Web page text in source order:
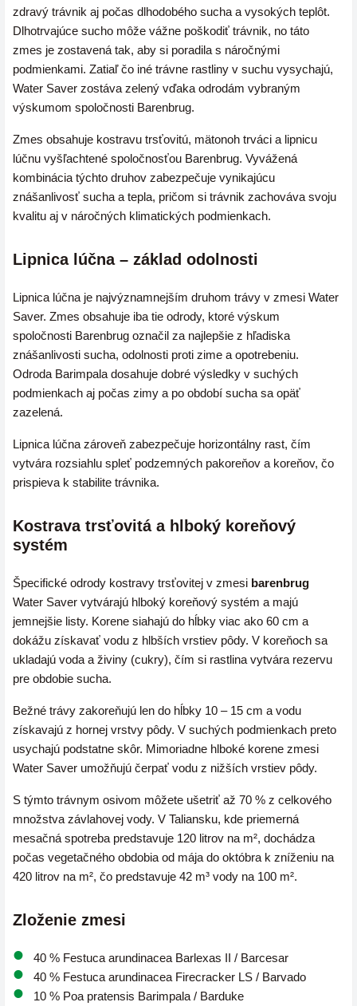
zdravý trávnik aj počas dlhodobého sucha a vysokých teplôt.
Dlhotrvajúce sucho môže vážne poškodiť trávnik, no táto
zmes je zostavená tak, aby si poradila s náročnými
podmienkami. Zatiaľ čo iné trávne rastliny v suchu vysychajú,
Water Saver zostáva zelený vďaka odrodám vybraným
výskumom spoločnosti Barenbrug.
Zmes obsahuje kostravu trsťovitú, mätonoh trváci a lipnicu
lúčnu vyšľachtené spoločnosťou Barenbrug. Vyvážená
kombinácia týchto druhov zabezpečuje vynikajúcu
znášanlivosť sucha a tepla, pričom si trávnik zachováva svoju
kvalitu aj v náročných klimatických podmienkach.
Lipnica lúčna – základ odolnosti
Lipnica lúčna je najvýznamnejším druhom trávy v zmesi Water
Saver. Zmes obsahuje iba tie odrody, ktoré výskum
spoločnosti Barenbrug označil za najlepšie z hľadiska
znášanlivosti sucha, odolnosti proti zime a opotrebeniu.
Odroda Barimpala dosahuje dobré výsledky v suchých
podmienkach aj počas zimy a po období sucha sa opäť
zazelená.
Lipnica lúčna zároveň zabezpečuje horizontálny rast, čím
vytvára rozsiahlu spleť podzemných pakoreňov a koreňov, čo
prispieva k stabilite trávnika.
Kostrava trsťovitá a hlboký koreňový
systém
Špecifické odrody kostravy trsťovitej v zmesi barenbrug
Water Saver vytvárajú hlboký koreňový systém a majú
jemnejšie listy. Korene siahajú do hĺbky viac ako 60 cm a
dokážu získavať vodu z hlbších vrstiev pôdy. V koreňoch sa
ukladajú voda a živiny (cukry), čím si rastlina vytvára rezervu
pre obdobie sucha.
Bežné trávy zakoreňujú len do hĺbky 10 – 15 cm a vodu
získavajú z hornej vrstvy pôdy. V suchých podmienkach preto
usychajú podstatne skôr. Mimoriadne hlboké korene zmesi
Water Saver umožňujú čerpať vodu z nižších vrstiev pôdy.
S týmto trávnym osivom môžete ušetriť až 70 % z celkového
množstva závlahovej vody. V Taliansku, kde priemerná
mesačná spotreba predstavuje 120 litrov na m², dochádza
počas vegetačného obdobia od mája do októbra k zníženiu na
420 litrov na m², čo predstavuje 42 m³ vody na 100 m².
Zloženie zmesi
40 % Festuca arundinacea Barlexas II / Barcesar
40 % Festuca arundinacea Firecracker LS / Barvado
10 % Poa pratensis Barimpala / Barduke